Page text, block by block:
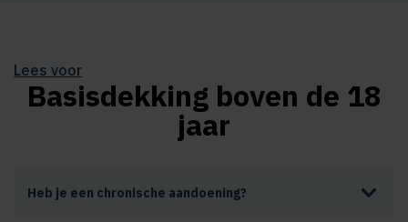
Lees voor
Basisdekking boven de 18
jaar
Heb je een chronische aandoening?